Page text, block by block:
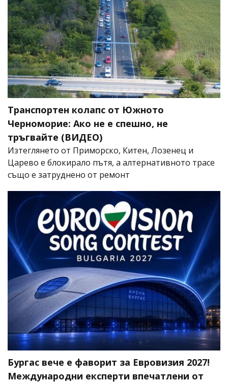
Транспортен колапс от Южното
Черноморие: Ако не е спешно, не
тръгвайте (ВИДЕО)
Изтеглянето от Приморско, Китен, Лозенец и
Царево е блокирало пътя, а алтернативното трасе
също е затруднено от ремонт
Бургас вече е фаворит за Евровизия 2027!
Международни експерти впечатлени от